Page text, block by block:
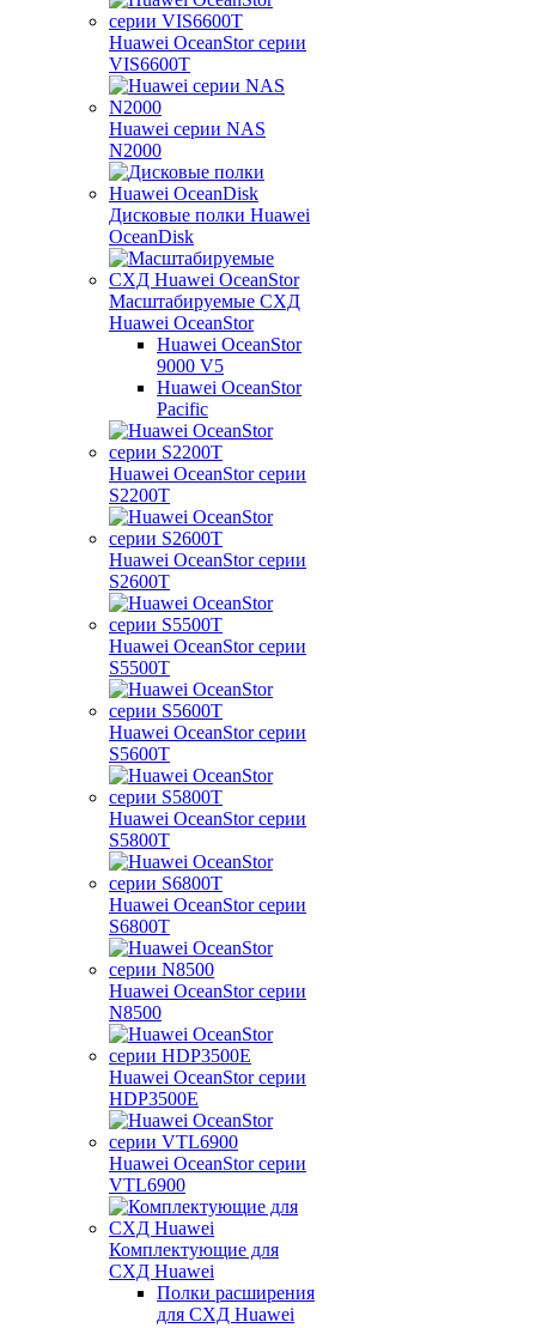
Huawei OceanStor серии
VIS6600T
Huawei серии NAS
N2000
Дисковые полки Huawei
OceanDisk
Масштабируемые СХД
Huawei OceanStor
Huawei OceanStor
9000 V5
Huawei OceanStor
Pacific
Huawei OceanStor серии
S2200T
Huawei OceanStor серии
S2600T
Huawei OceanStor серии
S5500T
Huawei OceanStor серии
S5600T
Huawei OceanStor серии
S5800T
Huawei OceanStor серии
S6800T
Huawei OceanStor серии
N8500
Huawei OceanStor серии
HDP3500E
Huawei OceanStor серии
VTL6900
Комплектующие для
СХД Huawei
Полки расширения
для СХД Huawei